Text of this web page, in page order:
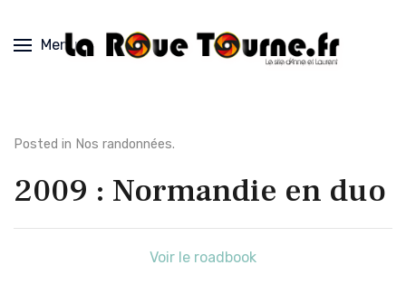
Menu
Posted in Nos randonnées.
2009 : Normandie en duo
Voir le roadbook